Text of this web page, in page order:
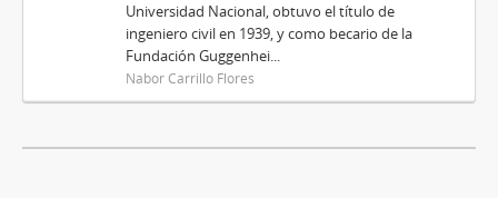
Universidad Nacional, obtuvo el título de
ingeniero civil en 1939, y como becario de la
Fundación Guggenhei...
Nabor Carrillo Flores